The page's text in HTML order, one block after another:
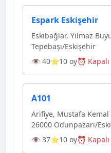
Espark Eskişehir
Eskibağlar, Yılmaz
Tepebaşı/Eskişehir
👁 40⭐10 oy⏰ Kapalı
A101
Arifiye, Mustafa
26000 Odunpazarı/
👁 37⭐10 oy⏰ Kapalı